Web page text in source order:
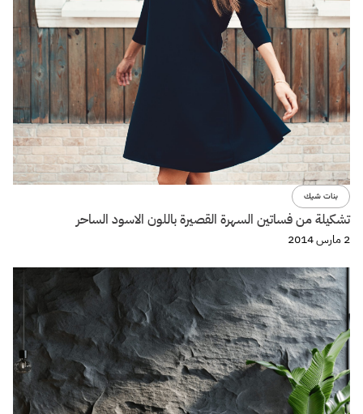
بنات شيك
تشكيلة من فساتين السهرة القصيرة باللون الاسود الساحر
2 مارس 2014